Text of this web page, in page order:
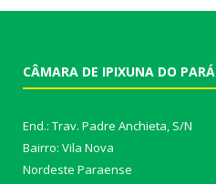
CÂMARA DE IPIXUNA DO PARÁ
End.: Trav. Padre Anchieta, S/N
Bairro: Vila Nova
Nordeste Paraense